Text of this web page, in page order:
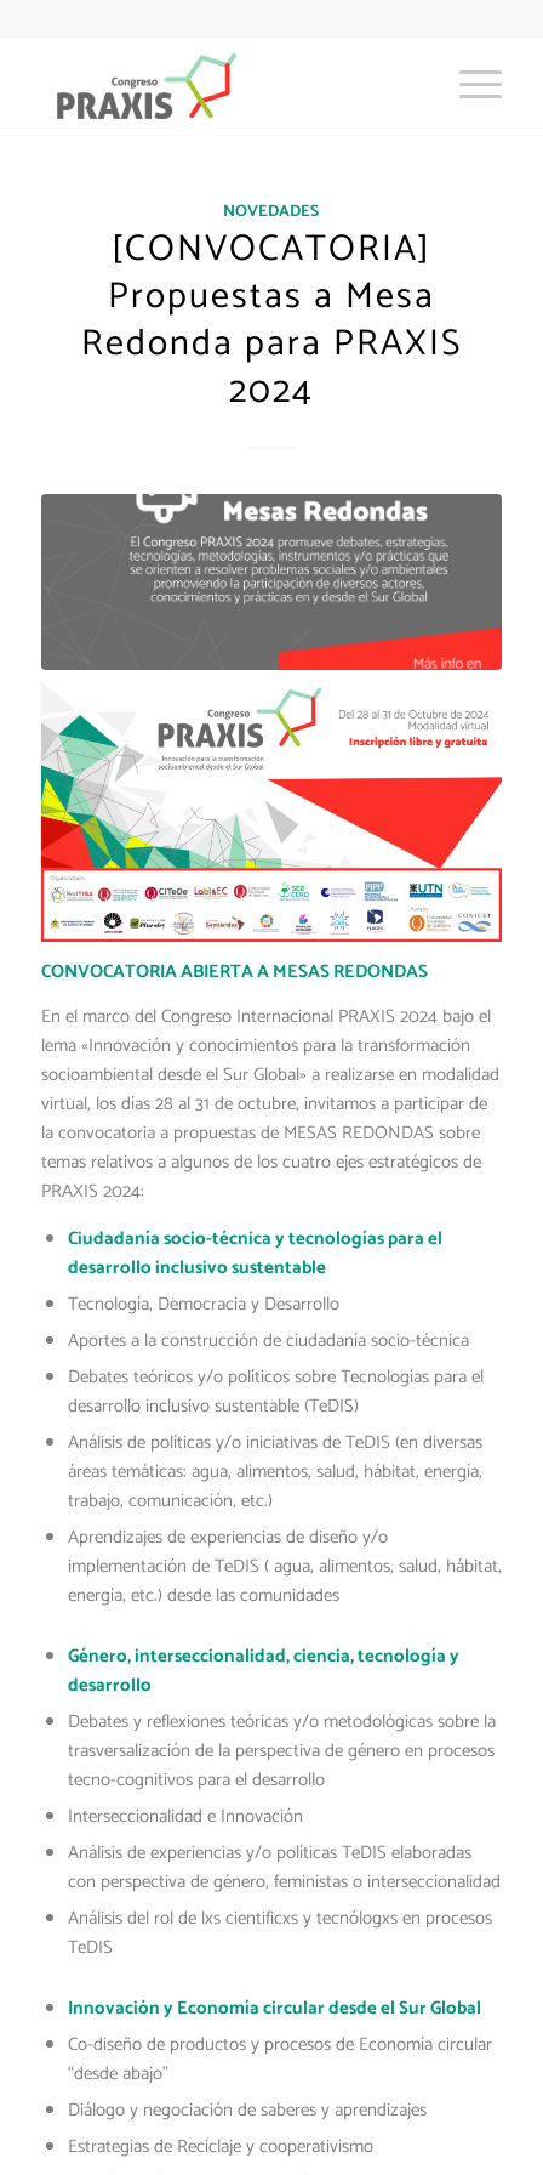
NOVEDADES
[CONVOCATORIA]
Propuestas a Mesa
Redonda para PRAXIS
2024
CONVOCATORIA ABIERTA A MESAS REDONDAS
En el marco del Congreso Internacional PRAXIS 2024 bajo el
lema «Innovación y conocimientos para la transformación
socioambiental desde el Sur Global» a realizarse en modalidad
virtual, los días 28 al 31 de octubre, invitamos a participar de
la convocatoria a propuestas de MESAS REDONDAS sobre
temas relativos a algunos de los cuatro ejes estratégicos de
PRAXIS 2024:
Ciudadanía socio-técnica y tecnologías para el
desarrollo inclusivo sustentable
Tecnología, Democracia y Desarrollo
Aportes a la construcción de ciudadanía socio-técnica
Debates teóricos y/o políticos sobre Tecnologías para el
desarrollo inclusivo sustentable (TeDIS)
Análisis de políticas y/o iniciativas de TeDIS (en diversas
áreas temáticas: agua, alimentos, salud, hábitat, energía,
trabajo, comunicación, etc.)
Aprendizajes de experiencias de diseño y/o
implementación de TeDIS ( agua, alimentos, salud, hábitat,
energía, etc.) desde las comunidades
Género, interseccionalidad, ciencia, tecnología y
desarrollo
Debates y reflexiones teóricas y/o metodológicas sobre la
trasversalización de la perspectiva de género en procesos
tecno-cognitivos para el desarrollo
Interseccionalidad e Innovación
Análisis de experiencias y/o políticas TeDIS elaboradas
con perspectiva de género, feministas o interseccionalidad
Análisis del rol de lxs cientificxs y tecnólogxs en procesos
TeDIS
Innovación y Economía circular desde el Sur Global
Co-diseño de productos y procesos de Economía circular
“desde abajo”
Diálogo y negociación de saberes y aprendizajes
Estrategias de Reciclaje y cooperativismo